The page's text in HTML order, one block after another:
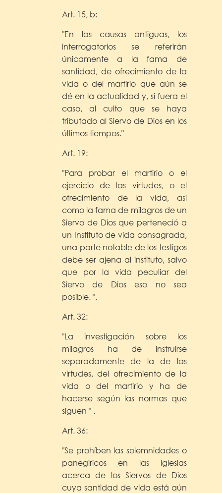
Art. 15, b:
"En las causas antiguas, los
interrogatorios se referirán
únicamente a la fama de
santidad, de ofrecimiento de la
vida o del martirio que aún se
dé en la actualidad y, si fuera el
caso, al culto que se haya
tributado al Siervo de Dios en los
últimos tiempos."
Art. 19:
"Para probar el martirio o el
ejercicio de las virtudes, o el
ofrecimiento de la vida, así
como la fama de milagros de un
Siervo de Dios que perteneció a
un Instituto de vida consagrada,
una parte notable de los testigos
debe ser ajena al instituto, salvo
que por la vida peculiar del
Siervo de Dios eso no sea
posible. ".
Art. 32:
"La investigación sobre los
milagros ha de instruirse
separadamente de la de las
virtudes, del ofrecimiento de la
vida o del martirio y ha de
hacerse según las normas que
siguen " .
Art. 36:
"Se prohíben las solemnidades o
panegíricos en las iglesias
acerca de los Siervos de Dios
cuya santidad de vida está aún